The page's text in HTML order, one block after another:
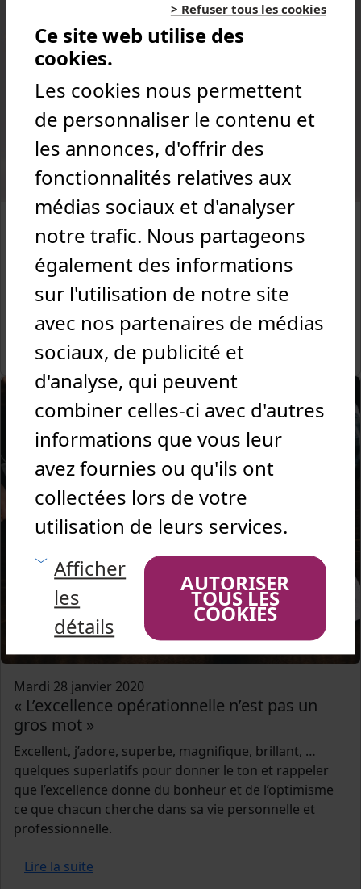
> Refuser tous les cookies
Ce site web utilise des
cookies.
Les cookies nous permettent
de personnaliser le contenu et
les annonces, d'offrir des
fonctionnalités relatives aux
médias sociaux et d'analyser
notre trafic. Nous partageons
également des informations
sur l'utilisation de notre site
avec nos partenaires de médias
sociaux, de publicité et
d'analyse, qui peuvent
combiner celles-ci avec d'autres
informations que vous leur
avez fournies ou qu'ils ont
collectées lors de votre
utilisation de leurs services.
AUTORISER
TOUS LES
COOKIES
Afficher
les
détails
Lundi 27 juillet 2020
L’amélioration continue
Un soutien, des situations plus claires, répondre à de
bonnes décisions… En quoi le responsable Qualité
Lire la suite
Mardi 28 janvier 2020
« L’excellence opérationnelle n’est pas un
gros mot »
Excellent, j’adore, superbe, magnifique, brillant, …
quelques superlatifs pour donner le ton et rappeler
que l’excellence donne du bonheur et de l’optimisme
ce que chacun cherche dans sa vie personnelle et
professionnelle.
Lire la suite